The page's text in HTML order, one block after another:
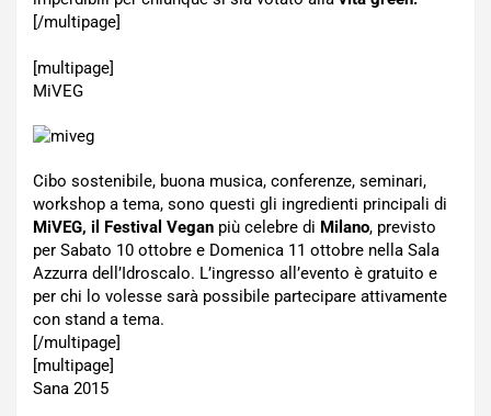
[/multipage]
[multipage]
MiVEG
Cibo sostenibile, buona musica, conferenze, seminari,
workshop a tema, sono questi gli ingredienti principali di
MiVEG, il Festival Vegan più celebre di Milano, previsto
per Sabato 10 ottobre e Domenica 11 ottobre nella Sala
Azzurra dell’Idroscalo. L’ingresso all’evento è gratuito e
per chi lo volesse sarà possibile partecipare attivamente
con stand a tema.
[/multipage]
[multipage]
Sana 2015